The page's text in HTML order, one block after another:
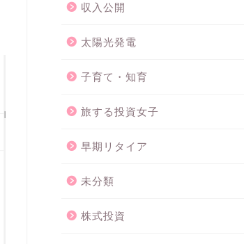
収入公開
太陽光発電
子育て・知育
旅する投資女子
早期リタイア
未分類
株式投資